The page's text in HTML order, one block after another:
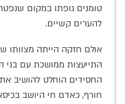
טומנים גופתו במקום שנפטר
להערים קשיים.
אולם חזקה הייתה מצוותו
התייעצות ממושכת עם
החסידים הוחלט להושיב
חורף, כאדם חי היושב